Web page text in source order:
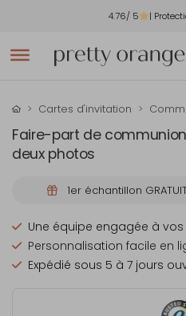
4.76/ 5 |
Cartes d'invitation
Faire-part de
deux photos
1er échantillon
Une équipe engagée à
Personnalisation facile en
Expédié sous 5 à 7 jours